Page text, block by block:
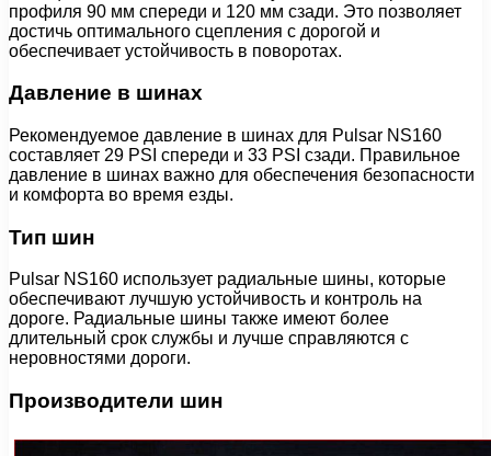
профиля 90 мм спереди и 120 мм сзади. Это позволяет
достичь оптимального сцепления с дорогой и
обеспечивает устойчивость в поворотах.
Давление в шинах
Рекомендуемое давление в шинах для Pulsar NS160
составляет 29 PSI спереди и 33 PSI сзади. Правильное
давление в шинах важно для обеспечения безопасности
и комфорта во время езды.
Тип шин
Pulsar NS160 использует радиальные шины, которые
обеспечивают лучшую устойчивость и контроль на
дороге. Радиальные шины также имеют более
длительный срок службы и лучше справляются с
неровностями дороги.
Производители шин